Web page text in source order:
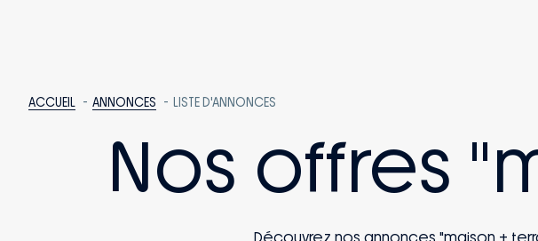
ACCUEIL ANNONCES LISTE D'ANNONCES
Nos offres